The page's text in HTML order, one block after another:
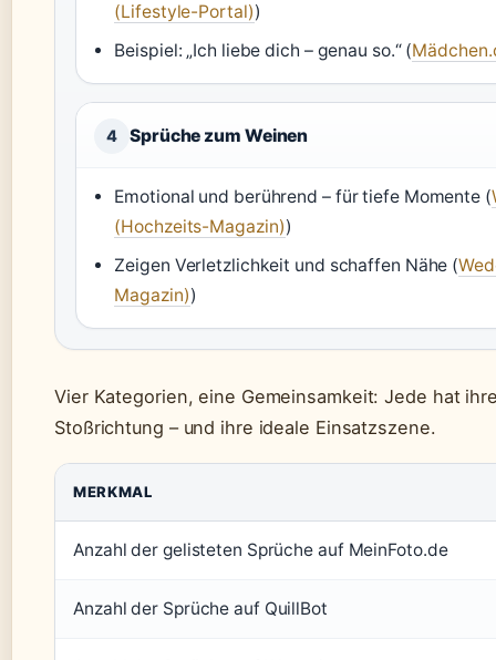
(Lifestyle-Portal))
Beispiel: „Ich liebe dich – genau so.“ (
4 Sprüche zum Weinen
Emotional und berührend – für tiefe Momente (
(Hochzeits-Magazin))
Zeigen Verletzlichkeit und schaffen Nähe (
Magazin))
Vier Kategorien, eine Gemeinsamkeit: Jede hat
Stoßrichtung – und ihre ideale Einsatzszene.
MERKMAL
Anzahl der gelisteten Sprüche auf MeinFoto.de
Anzahl der Sprüche auf QuillBot